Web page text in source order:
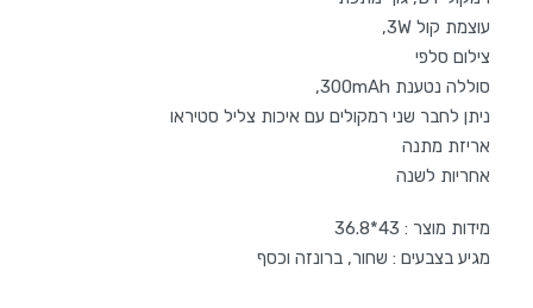
עוצמת קול 3W,
צילום סלפי
סוללה נטענת 300mAh,
ניתן לחבר שני רמקולים עם איכות צליל סטיראו
אריזת מתנה
אחריות לשנה
מידות מוצר : 43*36.8
מגיע בצבעים : שחור, ברונזה וכסף